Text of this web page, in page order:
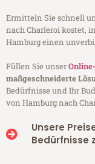
Ermitteln Sie schnell
nach Charleroi kostet,
Hamburg einen
Füllen Sie unser
maßgeschneiderte
Bedürfnisse und Ihr
von Hamburg nach
Unsere
Bedürfnisse